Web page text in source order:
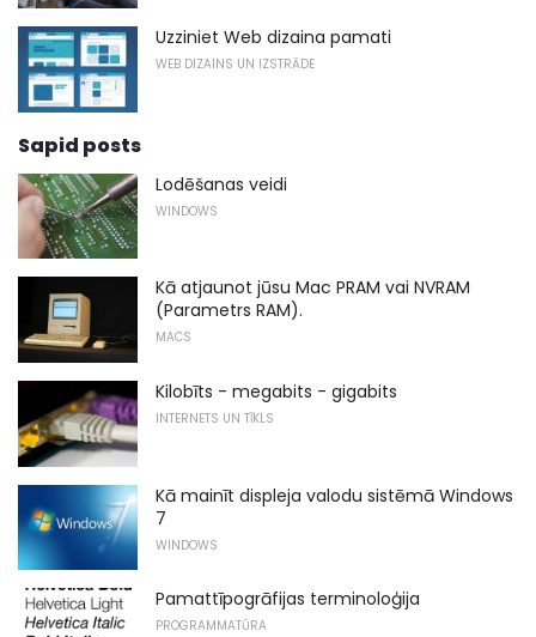
Uzziniet Web dizaina pamati
WEB DIZAINS UN IZSTRĀDE
Sapid posts
Lodēšanas veidi
WINDOWS
Kā atjaunot jūsu Mac PRAM vai NVRAM
(Parametrs RAM).
MACS
Kilobīts - megabits - gigabits
INTERNETS UN TĪKLS
Kā mainīt displeja valodu sistēmā Windows
7
WINDOWS
Pamattīpogrāfijas terminoloģija
PROGRAMMATŪRA